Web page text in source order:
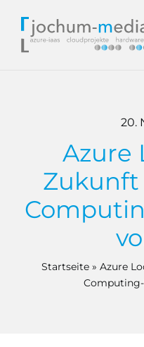
Inhalt
springen
Handwerk
IT Dienstleistung
20.
Azure
Zukunft
Startseite» Azure